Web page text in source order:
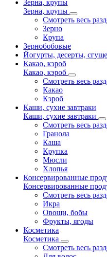
Зерна, крупы
Зерна, крупы
Смотреть весь
Зерно
Крупа
Зернобобовые
Йогурты, десерты,
Какао, кэроб
Какао, кэроб
Смотреть весь
Какао
Кэроб
Каши, сухие завтраки
Каши, сухие завтраки
Смотреть весь
Гранола
Каша
Крупка
Мюсли
Хлопья
Консервированные
Консервированные
Смотреть весь
Икра
Овощи, бобы
Фрукты, ягоды
Косметика
Косметика
Смотреть весь